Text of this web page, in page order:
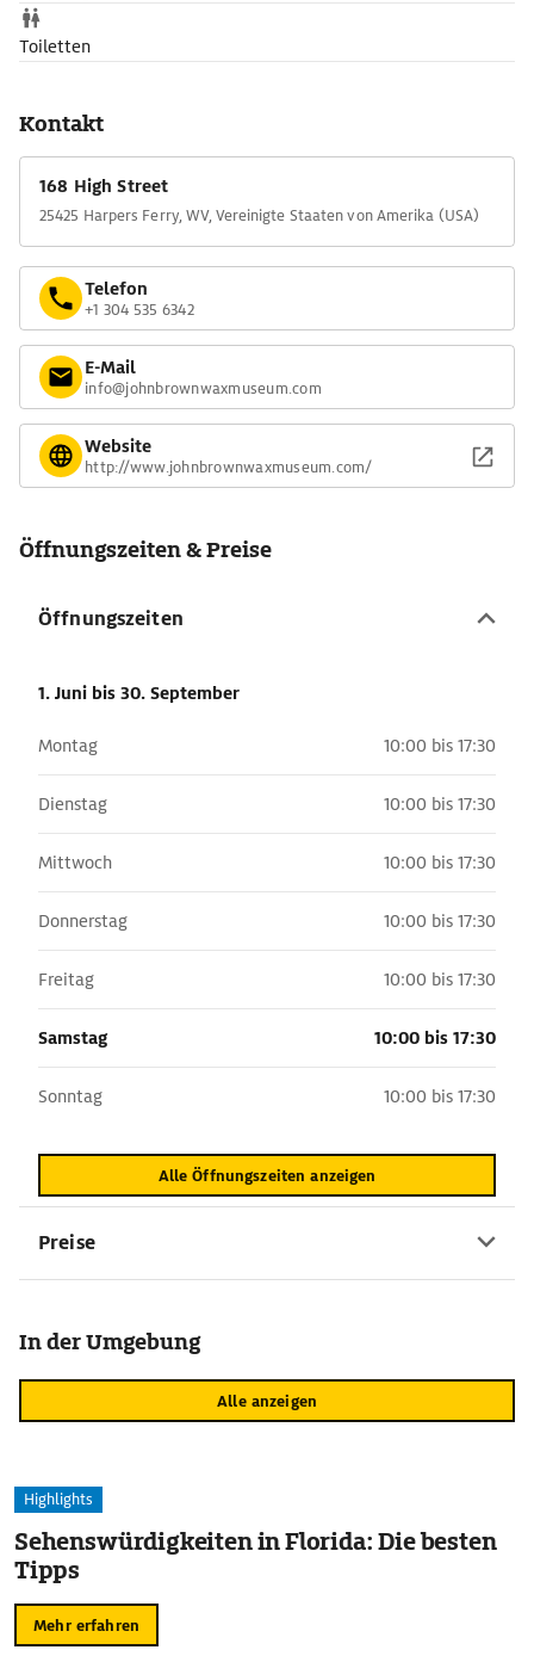
Toiletten
Kontakt
168 High Street
25425 Harpers Ferry, WV, Vereinigte Staaten von Amerika (USA)
Telefon
+1 304 535 6342
E-Mail
info@johnbrownwaxmuseum.com
Website
http://www.johnbrownwaxmuseum.com/
Öffnungszeiten & Preise
Öffnungszeiten
1. Juni bis 30. September
Montag 10:00 bis 17:30
Dienstag 10:00 bis 17:30
Mittwoch 10:00 bis 17:30
Donnerstag 10:00 bis 17:30
Freitag 10:00 bis 17:30
Samstag 10:00 bis 17:30
Sonntag 10:00 bis 17:30
Alle Öffnungszeiten anzeigen
Preise
In der Umgebung
Alle anzeigen
Highlights
Sehenswürdigkeiten in Florida: Die besten
Tipps
Mehr erfahren